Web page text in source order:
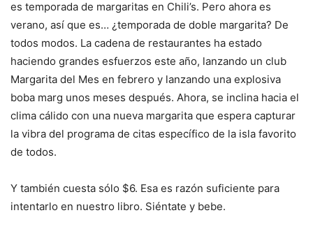
es temporada de margaritas en Chili’s. Pero ahora es
verano, así que es… ¿temporada de doble margarita? De
todos modos. La cadena de restaurantes ha estado
haciendo grandes esfuerzos este año, lanzando un club
Margarita del Mes en febrero y lanzando una explosiva
boba marg unos meses después. Ahora, se inclina hacia el
clima cálido con una nueva margarita que espera capturar
la vibra del programa de citas específico de la isla favorito
de todos.
Y también cuesta sólo $6. Esa es razón suficiente para
intentarlo en nuestro libro. Siéntate y bebe.